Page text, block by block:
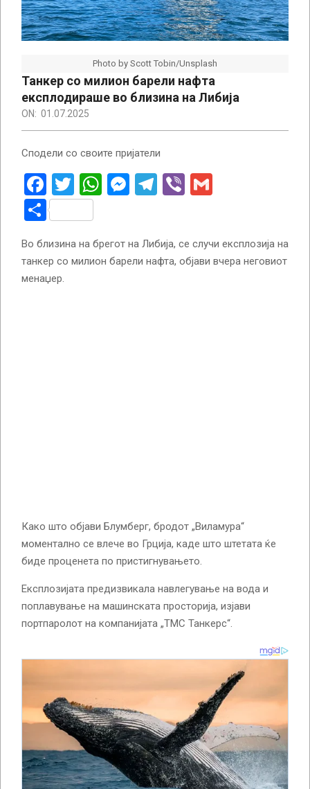
Photo by Scott Tobin/Unsplash
Танкер со милион барели нафта
експлодираше во близина на Либија
ON: 01.07.2025
Сподели со своите пријатели
Facebook
Twitter
WhatsApp
Messenger
Telegram
Viber
Share
Во близина на брегот на Либија, се случи експлозија на
танкер со милион барели нафта, објави вчера неговиот
менаџер.
Како што објави Блумберг, бродот „Виламура“
моментално се влече во Грција, каде што штетата ќе
биде проценета по пристигнувањето.
Експлозијата предизвикала навлегување на вода и
поплавување на машинската просторија, изјави
портпаролот на компанијата „ТМС Танкерс“.